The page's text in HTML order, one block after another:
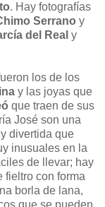
. Hay fotografías
Serrano y
del Real y
los de los
y las joyas que
que traen de sus
José son una
divertida que
inusuales en la
de llevar; hay
fieltro con forma
borla de lana,